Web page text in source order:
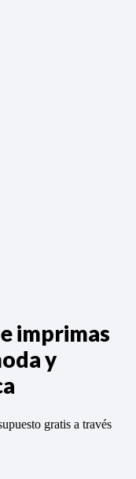
imprimas
y
gratis a través